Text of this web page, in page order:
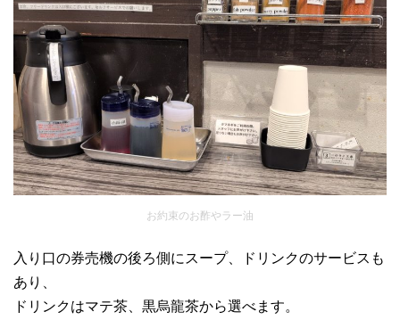
お約束のお酢やラー油
入り口の券売機の後ろ側にスープ、ドリンクのサービスも
あり、
ドリンクはマテ茶、黒烏龍茶から選べます。